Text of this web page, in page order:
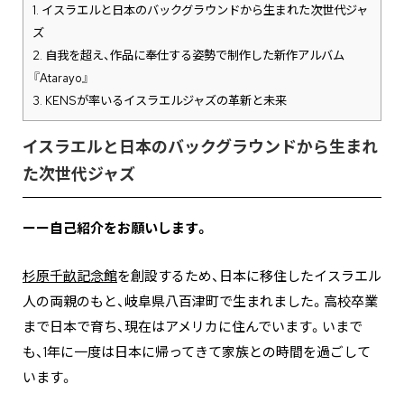
1. イスラエルと日本のバックグラウンドから生まれた次世代ジャ
ズ
2. 自我を超え、作品に奉仕する姿勢で制作した新作アルバム
『Atarayo』
3. KENSが率いるイスラエルジャズの革新と未来
イスラエルと日本のバックグラウンドから生まれ
た次世代ジャズ
ーー自己紹介をお願いします。
杉原千畝記念館を創設するため、日本に移住したイスラエル
人の両親のもと、岐阜県八百津町で生まれました。高校卒業
まで日本で育ち、現在はアメリカに住んでいます。いまで
も、1年に一度は日本に帰ってきて家族との時間を過ごして
います。